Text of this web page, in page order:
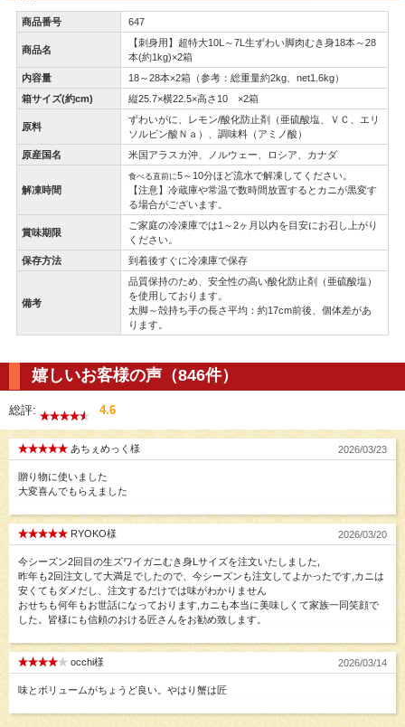
商品番号 647
商品名
【刺身用】超特大10L～7L生ずわい脚肉むき身18本～28
本(約1kg)×2箱
内容量
18～28本×2箱（参考：総重量約2kg、net1.6kg）
箱サイズ(約cm)
縦25.7×横22.5×高さ10 ×2箱
原料
ずわいがに、レモン/酸化防止剤（亜硫酸塩、ＶＣ、エリ
ソルビン酸Ｎａ）、調味料（アミノ酸）
原産国名
米国アラスカ沖、ノルウェー、ロシア、カナダ
解凍時間
食べる直前に5～10分ほど流水で解凍してください。
【注意】冷蔵庫や常温で数時間放置するとカニが黒変す
る場合がございます。
賞味期限
ご家庭の冷凍庫では1～2ヶ月以内を目安にお召し上がり
ください。
保存方法
到着後すぐに冷凍庫で保存
備考
品質保持のため、安全性の高い酸化防止剤（亜硫酸塩）
を使用しております。
太脚～殻持ち手の長さ平均：約17cm前後、個体差があ
ります。
嬉しいお客様の声（846件）
総評: 4.6
あちぇめっく様 2026/03/23
贈り物に使いました
大変喜んでもらえました
RYOKO様 2026/03/20
今シーズン2回目の生ズワイガニむき身Lサイズを注文いたしました,
昨年も2回注文して大満足でしたので、今シーズンも注文してよかったです,カニは
安くてもダメだし、注文するだけでは味がわかりません
おせちも何年もお世話になっております,カニも本当に美味しくて家族一同笑顔で
した。皆様にも信頼のおける匠さんをお勧め致します。
occhi様 2026/03/14
味とボリュームがちょうど良い。やはり蟹は匠